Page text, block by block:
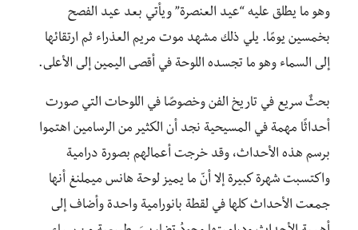
وهو ما يطلق عليه “عيد العنصرة” ويأتي بعد عيد الفصح
بخمسين يومًا. يلي ذلك مشهد موت مريم العذراء ثم ارتقائها
إلى السماء وهو ما تجسده اللوحة في أقصى اليمين إلى الأعلى.
بحثٌ سريع في تاريخ الفن وخصوصًا في اللوحات التي صورت
أحداثًا مهمة في المسيحية نجد أن الكثير من الرسامين اهتموا
برسم هذه الأحداث، وقد خرجت أعمالهم بصورة درامية
واكتسبت شهرة كبيرة إلا أنّ ما يميز لوحة هانس ميملنغ أنها
جمعت الأحداث كلها في لقطة بانورامية واحدة وأضاف إلى